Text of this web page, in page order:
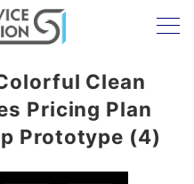
Clean
Pricing Plan
Prototype (4)